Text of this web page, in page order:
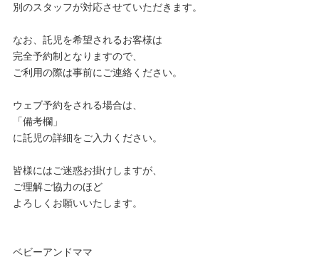
別のスタッフが対応させていただきます。
なお、託児を希望されるお客様は
完全予約制となりますので、
ご利用の際は事前にご連絡ください。
ウェブ予約をされる場合は、
「備考欄」
に託児の詳細をご入力ください。
皆様にはご迷惑お掛けしますが、
ご理解ご協力のほど
よろしくお願いいたします。
ベビーアンドママ